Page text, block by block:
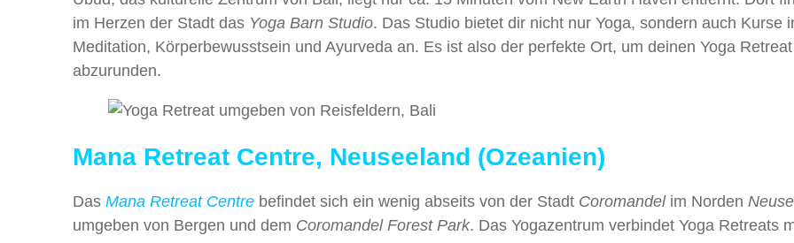
im Herzen der Stadt das Yoga Barn Studio. Das Studio bietet dir nicht nur Yoga, sondern auch Kurse
Meditation, Körperbewusstsein und Ayurveda an. Es ist also der perfekte Ort, um deinen Yoga
abzurunden.
Mana Retreat Centre, Neuseeland (Ozeanien)
Das Mana Retreat Centre befindet sich ein wenig abseits von der Stadt Coromandelim Norden
umgeben von Bergen und dem Coromandel Forest Park. Das Yogazentrum verbindet Yoga Retreats